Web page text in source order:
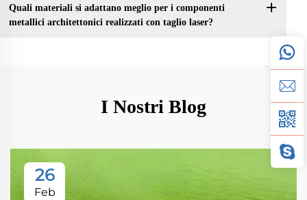
Quali materiali si adattano meglio per i componenti
metallici architettonici realizzati con taglio laser?
I Nostri Blog
26
Feb